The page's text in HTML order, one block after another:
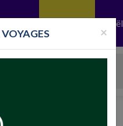
Israël
×